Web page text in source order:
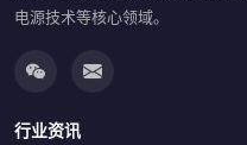
电源技术等核心领域。
行业资讯